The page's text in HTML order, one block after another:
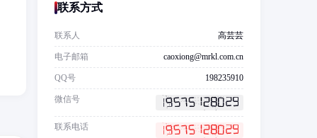
联系方式
联系人 高芸芸
电子邮箱 caoxiong@mrkl.com.cn
QQ号 198235910
微信号
联系电话